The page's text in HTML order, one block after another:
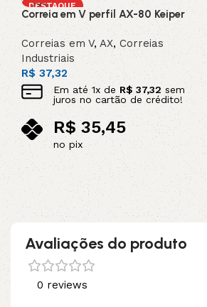
DESTAQUE
Correia em V perfil AX-80 Keiper
Correias em V, AX, Correias
Industriais
R$37,32
Em até1x de R$37,32 sem
juros no cartão de crédito!
R$35,45
no pix
Adicionar ao carrinho
Avaliações do produto
0 reviews